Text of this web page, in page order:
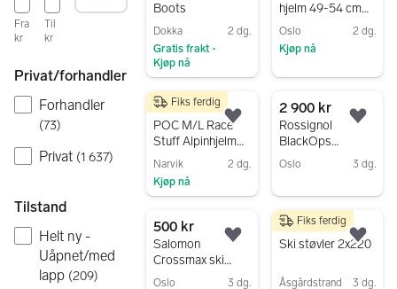
Fra
kr
Til
kr
Privat/forhandler
Forhandler
(73)
Privat (1 637)
Tilstand
Helt ny -
Uåpnet/med
lapp (209)
Boots
Dokka
2 dg.
Gratis frakt •
Kjøp nå
hjelm 49-54 cm
rosa
Oslo
2 dg.
Kjøp nå
Gå til annonsen
900 kr
POC M/L Race
Stuff Alpinhjelm
Hvit Sinuse SL
Sweden Ski team
Narvik
2 dg.
Kjøp nå
Fiks ferdig
Legg til som favoritt.
2 900 kr
Rossignol
BlackOps
Escaper 185 cm
Oslo 3 dg.
500 kr
Salomon
Crossmax ski
slalom 120cm
Oslo 3 dg.
Legg til som favoritt.
350 kr
Ski støvler 2x220
Åsgårdstrand
3 dg.
Fiks ferdig